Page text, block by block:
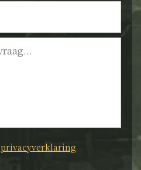
privacyverklaring